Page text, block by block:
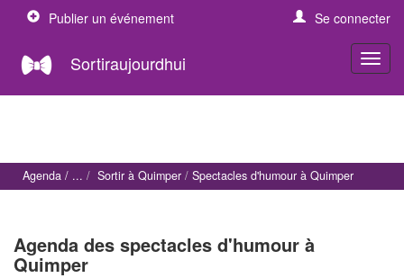
Publier un événement Se connecter
Sortiraujourdhui
Agenda Sortir à Quimper Spectacles d'humour à Quimper
Agenda des spectacles d'humour à
Quimper